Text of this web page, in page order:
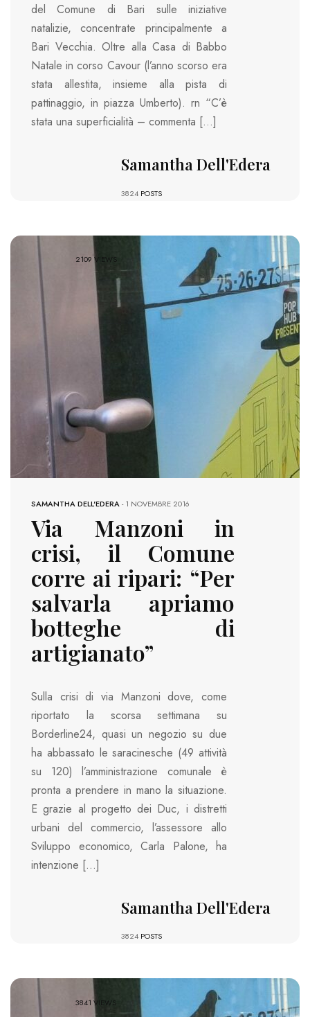
del Comune di Bari sulle iniziative
natalizie, concentrate principalmente a
Bari Vecchia. Oltre alla Casa di Babbo
Natale in corso Cavour (l’anno scorso era
stata allestita, insieme alla pista di
pattinaggio, in piazza Umberto). rn “C’è
stata una superficialità – commenta […]
Samantha Dell'Edera
3824 POSTS
2109 VIEWS
SAMANTHA DELL'EDERA-1 NOVEMBRE 2016
Via Manzoni in
crisi, il Comune
corre ai ripari: “Per
salvarla apriamo
botteghe di
artigianato”
Sulla crisi di via Manzoni dove, come
riportato la scorsa settimana su
Borderline24, quasi un negozio su due
ha abbassato le saracinesche (49 attività
su 120) l’amministrazione comunale è
pronta a prendere in mano la situazione.
E grazie al progetto dei Duc, i distretti
urbani del commercio, l’assessore allo
Sviluppo economico, Carla Palone, ha
intenzione […]
Samantha Dell'Edera
3824 POSTS
3841 VIEWS